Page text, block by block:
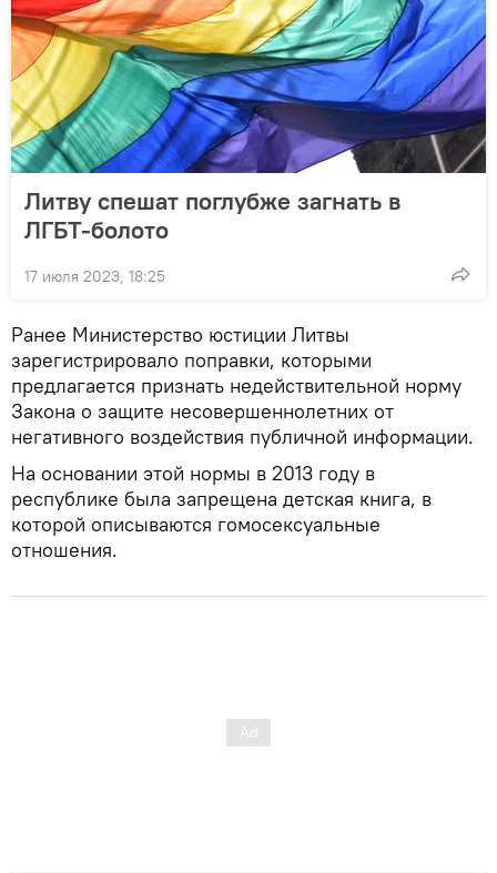
Литву спешат поглубже загнать в
ЛГБТ-болото
17 июля 2023, 18:25
Ранее Министерство юстиции Литвы
зарегистрировало поправки, которыми
предлагается признать недействительной норму
Закона о защите несовершеннолетних от
негативного воздействия публичной информации.
На основании этой нормы в 2013 году в
республике была запрещена детская книга, в
которой описываются гомосексуальные
отношения.